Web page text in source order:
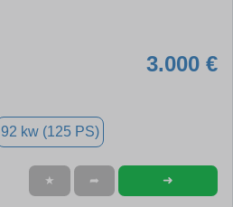
3.000 €
92 kw (125 PS)
★ ➦ ➜